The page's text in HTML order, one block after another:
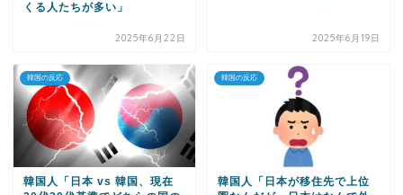
くる人たちが多い」
2025年6月22日 2025年6月19日
韓国の反応
韓国人「日本 vs 韓国、現在
韓国の反応
韓国人「日本が移住先で上位